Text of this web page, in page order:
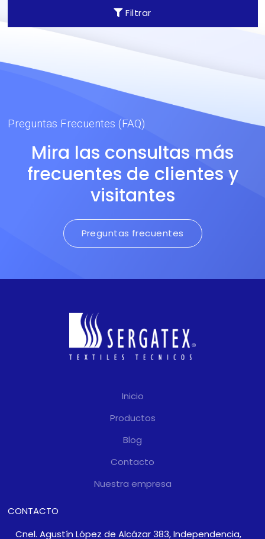
Filtrar
Mediante tecnología de
punta se logra una textura
única e insuperable. Usado
Jardineras Corporativos y
Preguntas Frecuentes (FAQ)
Mira las consultas más
frecuentes de clientes y
visitantes
Preguntas frecuentes
Inicio
Productos
Blog
Contacto
Nuestra empresa
CONTACTO
Cnel. Agustín López de Alcázar 383, Independencia,